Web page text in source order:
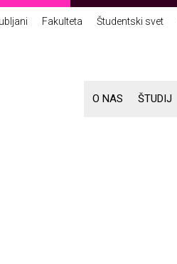
Fakulteta Študentski svet
O NAS ŠTUDIJ